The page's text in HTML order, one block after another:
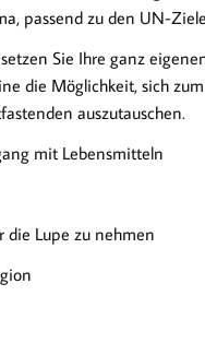
passend zu den UN-
Sie Ihre ganz
die Möglichkeit, sich
auszutauschen.
mit Lebensmitteln
die Lupe zu nehmen